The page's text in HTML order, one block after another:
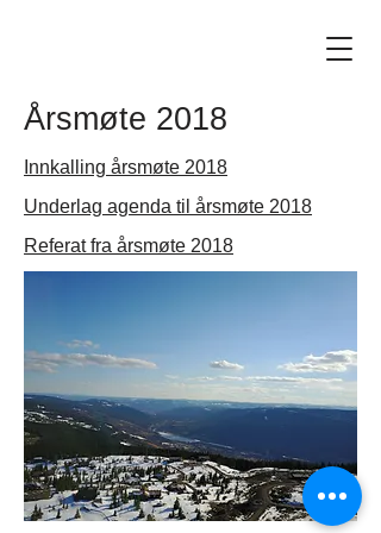
Årsmøte 2018
Innkalling årsmøte 2018
Underlag agenda til årsmøte 2018
Referat fra årsmøte 2018